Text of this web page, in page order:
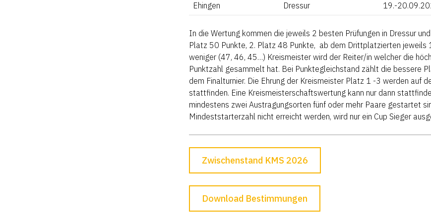
Ehingen
Dressur 19.-
In die Wertung kommen die jeweils 2 besten Prüfungen in Dressur und
Platz 50 Punkte, 2. Platz 48 Punkte, ab dem Drittplatzierten jeweils
weniger (47, 46, 45…) Kreismeister wird der Reiter/in welcher die
Punktzahl gesammelt hat. Bei Punktegleichstand zählt die bessere
dem Finalturnier. Die Ehrung der Kreismeister Platz 1 -3 werden auf
stattfinden. Eine Kreismeisterschaftswertung kann nur dann
mindestens zwei Austragungsorten fünf oder mehr Paare gestartet
Mindeststarterzahl nicht erreicht werden, wird nur ein Cup Sieger
Zwischenstand KMS 2026
Download Bestimmungen